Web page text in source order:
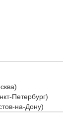
Петербург)
на-Дону)